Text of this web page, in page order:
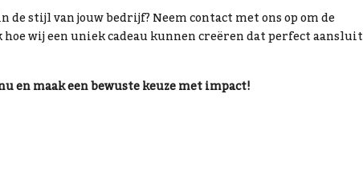
de stijl van jouw bedrijf? Neem contact met ons op om de
wij een uniek cadeau kunnen creëren dat perfect aansluit
en maak een bewuste keuze met impact!